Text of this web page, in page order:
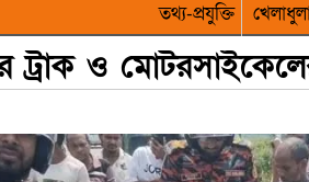
তথ্য-প্রযুক্তি
ট্রাক ও